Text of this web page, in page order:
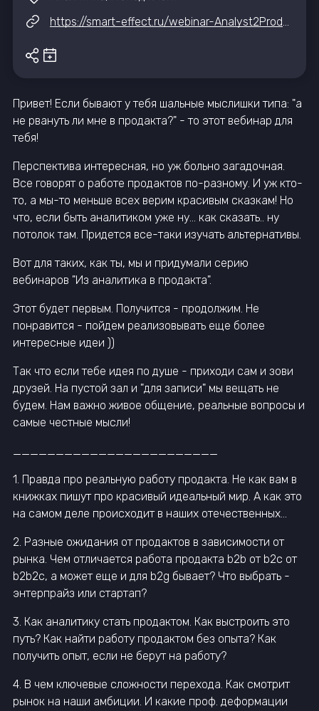
https://smart-effect.ru/webinar-Analyst2Product-001
Привет! Если бывают у тебя шальные мыслишки типа: "а
не рвануть ли мне в продакта?" - то этот вебинар для
тебя!
Перспектива интересная, но уж больно загадочная.
Все говорят о работе продактов по-разному. И уж кто-
то, а мы-то меньше всех верим красивым сказкам! Но
что, если быть аналитиком уже ну... как сказать.. ну
потолок там. Придется все-таки изучать альтернативы.
Вот для таких, как ты, мы и придумали серию
вебинаров "Из аналитика в продакта".
Этот будет первым. Получится - продолжим. Не
понравится - пойдем реализовывать еще более
интересные идеи ))
Так что если тебе идея по душе - приходи сам и зови
друзей. На пустой зал и "для записи" мы вещать не
будем. Нам важно живое общение, реальные вопросы и
самые честные мысли!
________________________
1. Правда про реальную работу продакта. Не как вам в
книжках пишут про красивый идеальный мир. А как это
на самом деле происходит в наших отечественных...
2. Разные ожидания от продактов в зависимости от
рынка. Чем отличается работа продакта b2b от b2c от
b2b2c, а может еще и для b2g бывает? Что выбрать -
энтерпрайз или стартап?
3. Как аналитику стать продактом. Как выстроить это
путь? Как найти работу продактом без опыта? Как
получить опыт, если не берут на работу?
4. В чем ключевые сложности перехода. Как смотрит
рынок на наши амбиции. И какие проф. деформации